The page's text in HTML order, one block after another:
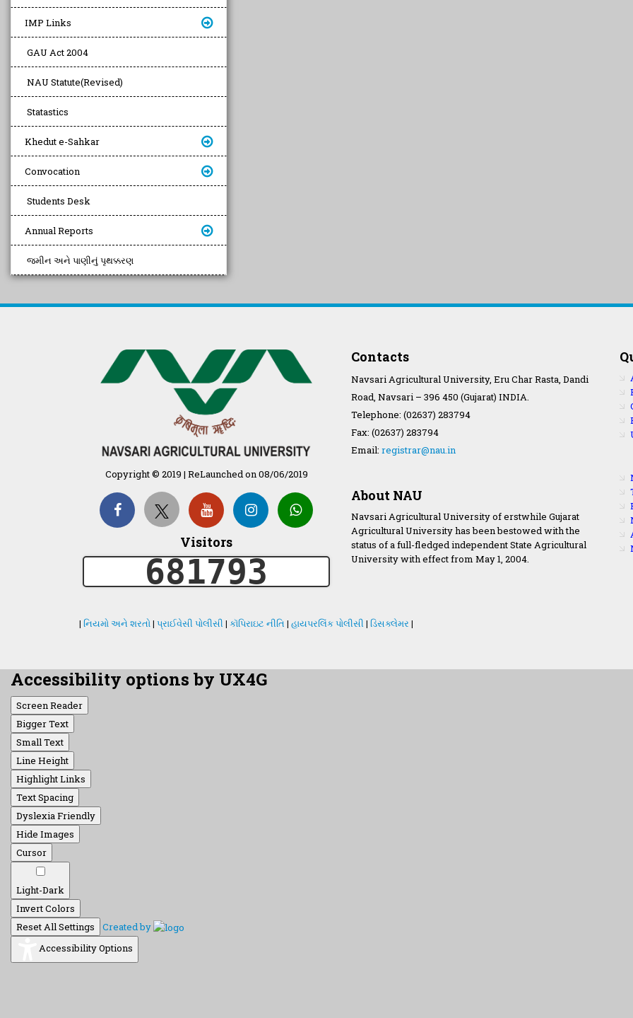
IMP Links
GAU Act 2004
NAU Statute(Revised)
Statastics
Khedut e-Sahkar
Convocation
Students Desk
Annual Reports
જમીન અને પાણીનું પૃથક્કરણ
Copyright © 2019 | ReLaunched on 08/06/2019
Visitors
681793
Contacts
Navsari Agricultural University, Eru Char Rasta, Dandi
Road, Navsari – 396 450 (Gujarat) INDIA.
Telephone: (02637) 283794
Fax: (02637) 283794
Email: registrar@nau.in
About NAU
Navsari Agricultural University of erstwhile Gujarat
Agricultural University has been bestowed with the
status of a full-fledged independent State Agricultural
University with effect from May 1, 2004.
| નિયમો અને શરતો| પ્રાઈવેસી પોલીસી | કૉપિરાઇટ નીતિ | હાયપરલિંક પોલીસી | ડિસક્લેમર |
Accessibility options by UX4G
Screen Reader
Bigger Text
Small Text
Line Height
Highlight Links
Text Spacing
Dyslexia Friendly
Hide Images
Cursor
Light-Dark
Invert Colors
Reset All Settings
Created by
Accessibility Options